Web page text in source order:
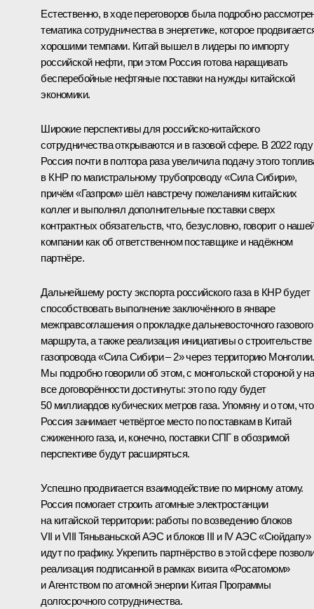
Естественно, в ходе переговоров была подробно
тематика сотрудничества в энергетике, которое
хорошими темпами. Китай вышел в лидеры по импорту
российской нефти, при этом Россия готова наращивать
бесперебойные нефтяные поставки на нужды китайской
экономики.
Широкие перспективы для российско-китайского
сотрудничества открываются и в газовой сфере. В 2022 году
Россия почти в полтора раза увеличила подачу этого
в КНР по магистральному трубопроводу «Сила Сибири»,
причём «Газпром» шёл навстречу пожеланиям китайских
коллег и выполнял дополнительные поставки сверх
контрактных обязательств, что, безусловно, говорит о
компании как об ответственном поставщике и надёжном
партнёре.
Дальнейшему росту экспорта российского газа в КНР будет
способствовать выполнение заключённого в январе
межправсоглашения о прокладке дальневосточного газового
маршрута, а также реализация инициативы о строительстве
газопровода «Сила Сибири – 2» через территорию Монголии.
Мы подробно говорили об этом, с монгольской стороной у
все договорённости достигнуты: это по году будет
50 миллиардов кубических метров газа. Упомяну и о том, что
Россия занимает четвёртое место по поставкам в Китай
сжиженного газа, и, конечно, поставки СПГ в обозримой
перспективе будут расширяться.
Успешно продвигается взаимодействие по мирному атому.
Россия помогает строить атомные электростанции
на китайской территории: работы по возведению блоков
VII и VIII Тяньваньской АЭС и блоков III и IV АЭС «Сюйдапу»
идут по графику. Укрепить партнёрство в этой сфере
реализация подписанной в рамках визита «Росатомом»
и Агентством по атомной энергии Китая Программы
долгосрочного сотрудничества.